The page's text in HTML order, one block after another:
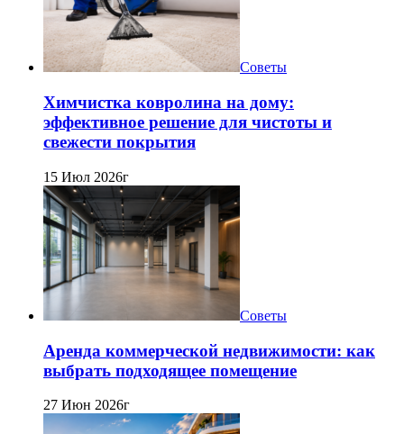
Советы
Химчистка ковролина на дому:
эффективное решение для чистоты и
свежести покрытия
15 Июл 2026г
Советы
Аренда коммерческой недвижимости: как
выбрать подходящее помещение
27 Июн 2026г